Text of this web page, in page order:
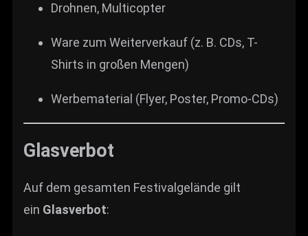
Drohnen, Multicopter
Ware zum Weiterverkauf (z. B. CDs, T-
Shirts in großen Mengen)
Werbematerial (Flyer, Poster, Promo-CDs)
Glasverbot
Auf dem gesamten Festivalgelände gilt
ein Glasverbot: